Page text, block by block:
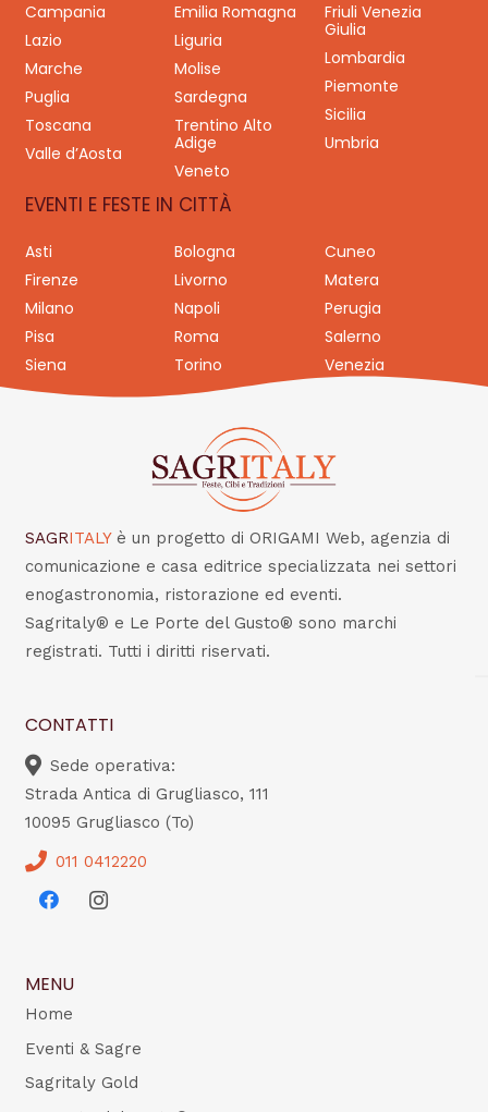
Campania
Emilia Romagna
Friuli Venezia
Giulia
Lazio
Liguria
Lombardia
Marche
Molise
Piemonte
Puglia
Sardegna
Sicilia
Toscana
Trentino Alto
Adige
Umbria
Valle d’Aosta
Veneto
EVENTI E FESTE IN CITTÀ
Asti Bologna
Cuneo
Firenze
Livorno
Matera
Milano
Napoli
Perugia
Pisa
Roma
Salerno
Siena
Torino Venezia
SAGRITALY è un progetto di ORIGAMI Web, agenzia di
comunicazione e casa editrice specializzata nei settori
enogastronomia, ristorazione ed eventi.
Sagritaly® e Le Porte del Gusto® sono marchi
registrati. Tutti i diritti riservati.
CONTATTI
Sede operativa:
Strada Antica di Grugliasco, 111
10095 Grugliasco (To)
011 0412220
MENU
Home
Eventi & Sagre
Sagritaly Gold